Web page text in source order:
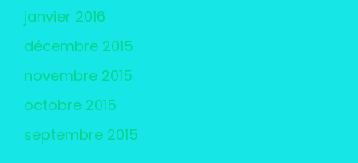
janvier 2016
décembre 2015
novembre 2015
octobre 2015
septembre 2015